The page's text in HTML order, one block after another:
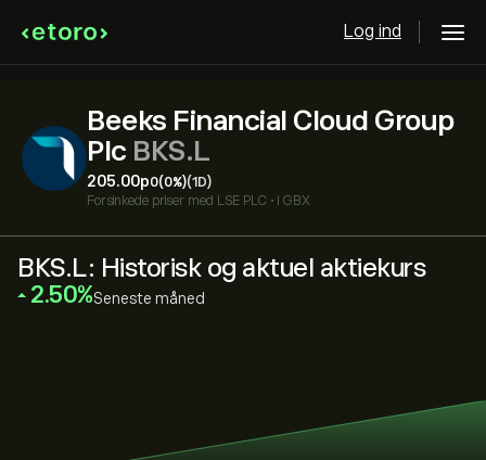
Log ind
Beeks Financial Cloud Group
Plc BKS.L
205.00‎p‎0(0%)(1D)
Forsinkede priser med LSE PLC • i GBX
BKS.L: Historisk og aktuel aktiekurs
‎2.50‎ Seneste måned